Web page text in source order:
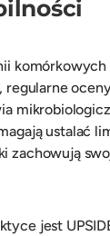
komórkowych
regularne
ustalać
zachowują
jest